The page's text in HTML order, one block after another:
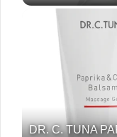
DR. C. TUNA